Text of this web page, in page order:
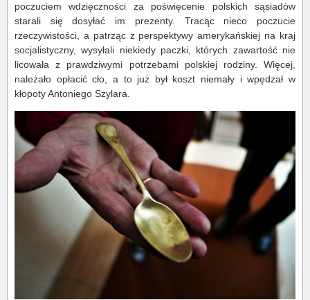
poczuciem wdzięczności za poświęcenie polskich sąsiadów
starali się dosyłać im prezenty. Tracąc nieco poczucie
rzeczywistości, a patrząc z perspektywy amerykańskiej na kraj
socjalistyczny, wysyłali niekiedy paczki, których zawartość nie
licowała z prawdziwymi potrzebami polskiej rodziny. Więcej,
należało opłacić cło, a to już był koszt niemały i wpędzał w
kłopoty Antoniego Szylara.